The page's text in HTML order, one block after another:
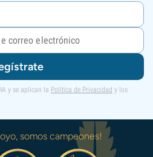
y se aplican la Política de Privacidad y los
somos campeones!